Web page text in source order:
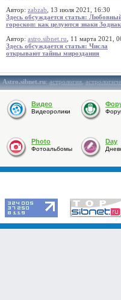
Автор: zabzab , 13 июля 2021, 16:30
Здесь обсуждается статья:
гороскоп: как целуются знаки
Автор: astro.sibnet.ru , 11 марта 2021,
Здесь обсуждается статья: Числа
открывают тайны мироздания
Astro.sibnet.ru:астрология,
Видео
Видеоролики
Photo
Фотоальбомы
Day